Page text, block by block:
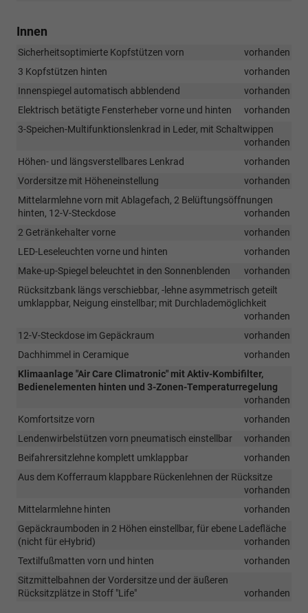
Innen
Sicherheitsoptimierte Kopfstützen vorn
vorhanden
3 Kopfstützen hinten
vorhanden
Innenspiegel automatisch abblendend
vorhanden
Elektrisch betätigte Fensterheber vorne und hinten
vorhanden
3-Speichen-Multifunktionslenkrad in Leder, mit Schaltwippen
vorhanden
Höhen- und längsverstellbares Lenkrad
vorhanden
Vordersitze mit Höheneinstellung
vorhanden
Mittelarmlehne vorn mit Ablagefach, 2 Belüftungsöffnungen
hinten, 12-V-Steckdose
vorhanden
2 Getränkehalter vorne
vorhanden
LED-Leseleuchten vorne und hinten
vorhanden
Make-up-Spiegel beleuchtet in den Sonnenblenden
vorhanden
Rücksitzbank längs verschiebbar, -lehne asymmetrisch geteilt
umklappbar, Neigung einstellbar; mit Durchlademöglichkeit
vorhanden
12-V-Steckdose im Gepäckraum
vorhanden
Dachhimmel in Ceramique
vorhanden
Klimaanlage "Air Care Climatronic" mit Aktiv-Kombifilter,
Bedienelementen hinten und 3-Zonen-Temperaturregelung
vorhanden
Komfortsitze vorn
vorhanden
Lendenwirbelstützen vorn pneumatisch einstellbar
vorhanden
Beifahrersitzlehne komplett umklappbar
vorhanden
Aus dem Kofferraum klappbare Rückenlehnen der Rücksitze
vorhanden
Mittelarmlehne hinten
vorhanden
Gepäckraumboden in 2 Höhen einstellbar, für ebene Ladefläche
(nicht für eHybrid)
vorhanden
Textilfußmatten vorn und hinten
vorhanden
Sitzmittelbahnen der Vordersitze und der äußeren
Rücksitzplätze in Stoff "Life"
vorhanden